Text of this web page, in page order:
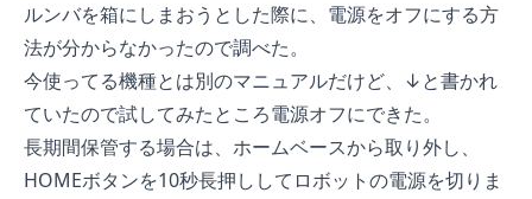
ルンバを箱にしまおうとした際に、電源をオフにする方
法が分からなかったので調べた。
今使ってる機種とは別のマニュアルだけど、↓と書かれ
ていたので試してみたところ電源オフにできた。
長期間保管する場合は、ホームベースから取り外し、
HOMEボタンを10秒長押ししてロボットの電源を切りま